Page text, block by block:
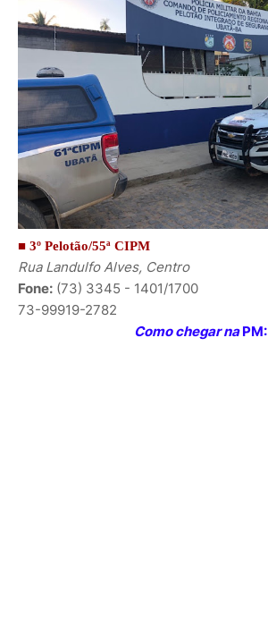
■ 3º Pelotão/55ª CIPM
Rua Landulfo Alves, Centro
Fone: (73) 3345 - 1401/1700
73-99919-2782
Como chegar naPM: